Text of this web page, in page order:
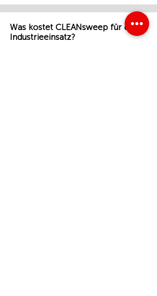
Was kostet CLEANsweep für den
Industrieeinsatz?